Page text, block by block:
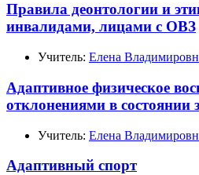
Правила деонтологии и
инвалидами, лицами с ОВЗ
Учитель: Елена
Адаптивное физическое
отклонениями в состоянии
Учитель: Елена
Адаптивный спорт